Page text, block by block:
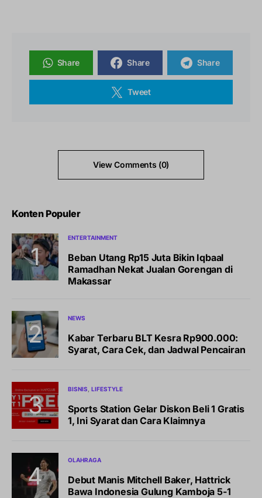
Share Share Share
Tweet
View Comments (0)
Konten Populer
ENTERTAINMENT
Beban Utang Rp15 Juta Bikin Iqbaal
Ramadhan Nekat Jualan Gorengan di
Makassar
NEWS
Kabar Terbaru BLT Kesra Rp900.000:
Syarat, Cara Cek, dan Jadwal Pencairan
BISNIS LIFESTYLE
Sports Station Gelar Diskon Beli 1 Gratis
1, Ini Syarat dan Cara Klaimnya
OLAHRAGA
Debut Manis Mitchell Baker, Hattrick
Bawa Indonesia Gulung Kamboja 5-1